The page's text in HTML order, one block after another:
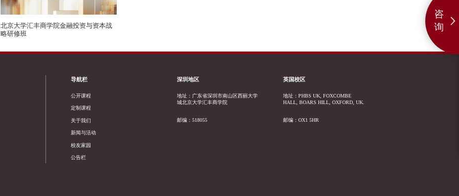
咨
询
北京大学汇丰商学院金融投资与资本战
略研修班
导航栏
公开课程
定制课程
关于我们
新闻与活动
校友家园
公告栏
深圳地区
地址：广东省深圳市南山区西丽大学
城北京大学汇丰商学院
邮编：518055
英国校区
地址：PHBS UK, FOXCOMBE
HALL, BOARS HILL, OXFORD, UK.
邮编：OX1 5HR